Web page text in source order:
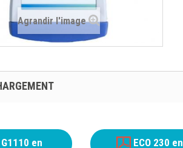
Agrandir l'image
G1110 en ECO 230 en